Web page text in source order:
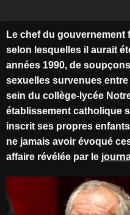
Le chef du gouvernement
selon lesquelles il aurait
années 1990, de
sexuelles survenues entre
sein du collège-lycée
établissement catholique
inscrit ses propres
ne jamais avoir évoqué
affaire révélée par le